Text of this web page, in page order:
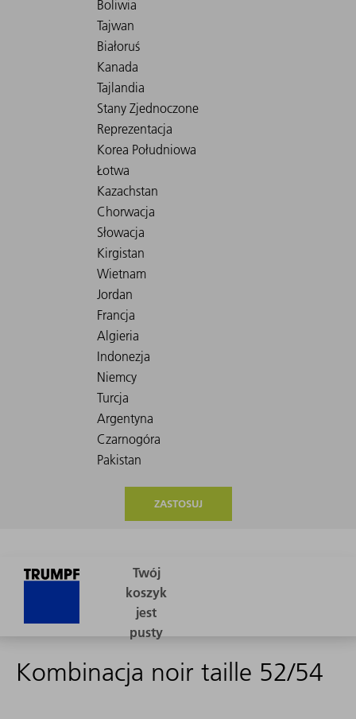
ZASTOSUJ
Kombinacja noir taille 52/54